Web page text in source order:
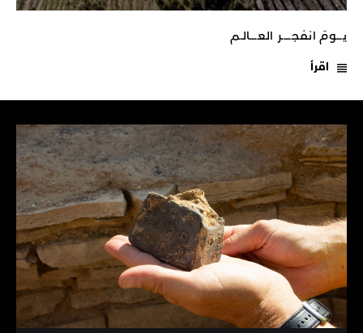
يـــومَ انفجـــــر العــــالـم
اقرأ